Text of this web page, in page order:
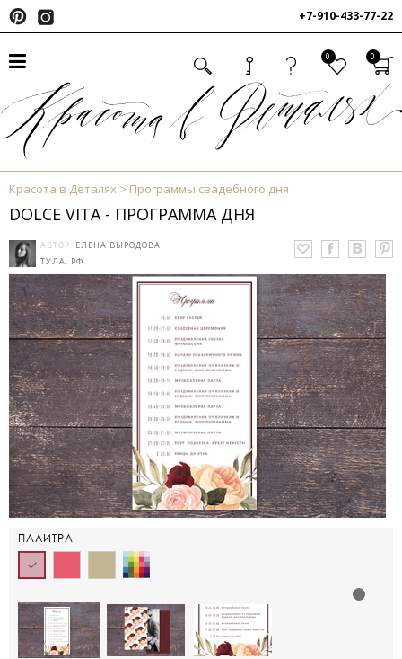
+7-910-433-77-22
0 0
Красота в Деталях Программы свадебного дня
DOLCE VITA - ПРОГРАММА ДНЯ
АВТОР: ЕЛЕНА ВЫРОДОВА
ТУЛА, РФ
ПАЛИТРА